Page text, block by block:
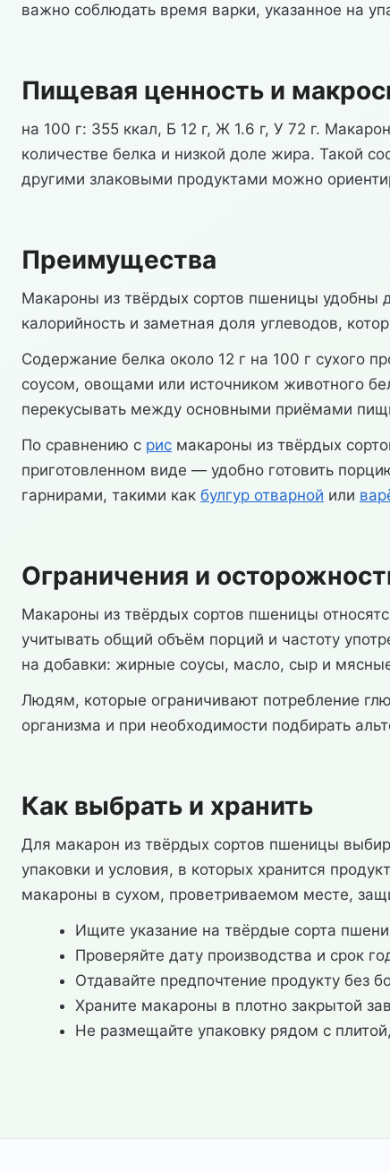
важно соблюдать время варки, указанное на
Пищевая ценность и
на 100 г: 355 ккал, Б 12 г, Ж 1.6 г, У 72 г.
количестве белка и низкой доле жира. Такой
другими злаковыми продуктами можно
Преимущества
Макароны из твёрдых сортов пшеницы удобны
калорийность и заметная доля углеводов,
Содержание белка около 12 г на 100 г сухого
соусом, овощами или источником животного
перекусывать между основными приёмами
По сравнению с рис макароны из твёрдых
приготовленном виде — удобно готовить
гарнирами, такими как булгур отварной или
Ограничения и
Макароны из твёрдых сортов пшеницы
учитывать общий объём порций и частоту
на добавки: жирные соусы, масло, сыр и
Людям, которые ограничивают потребление
организма и при необходимости подбирать
Как выбрать и хранить
Для макарон из твёрдых сортов пшеницы
упаковки и условия, в которых хранится
макароны в сухом, проветриваемом месте,
Ищите указание на твёрдые сорта
Проверяйте дату производства и срок
Отдавайте предпочтение продукту без
Храните макароны в плотно закрытой
Не размещайте упаковку рядом с